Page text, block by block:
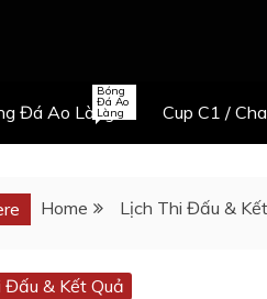
Đá Ao Làng
Bóng
Đá Ao
Làng Cup C1 /
Home Lịch Thi Đấu &
Đấu & Kết Quả